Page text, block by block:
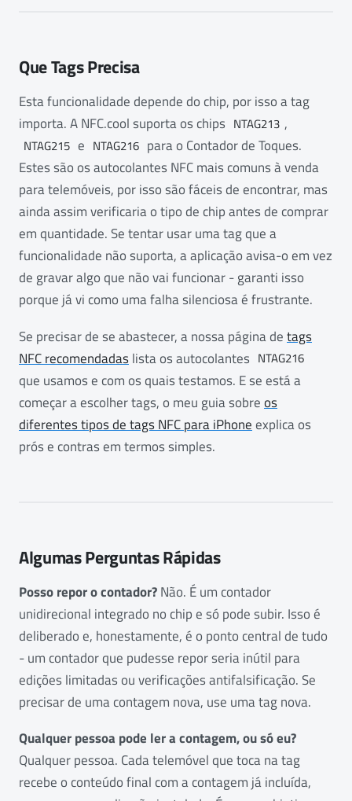
Que Tags Precisa
Esta funcionalidade depende do chip, por isso a tag
importa. A NFC.cool suporta os chips NTAG213 ,
NTAG215 e NTAG216 para o Contador de Toques.
Estes são os autocolantes NFC mais comuns à venda
para telemóveis, por isso são fáceis de encontrar, mas
ainda assim verificaria o tipo de chip antes de comprar
em quantidade. Se tentar usar uma tag que a
funcionalidade não suporta, a aplicação avisa-o em vez
de gravar algo que não vai funcionar - garanti isso
porque já vi como uma falha silenciosa é frustrante.
Se precisar de se abastecer, a nossa página detags
NFC recomendadaslista os autocolantes NTAG216
que usamos e com os quais testamos. E se está a
começar a escolher tags, o meu guia sobreos
diferentes tipos de tags NFC para iPhoneexplica os
prós e contras em termos simples.
Algumas Perguntas Rápidas
Posso repor o contador?Não. É um contador
unidirecional integrado no chip e só pode subir. Isso é
deliberado e, honestamente, é o ponto central de tudo
- um contador que pudesse repor seria inútil para
edições limitadas ou verificações antifalsificação. Se
precisar de uma contagem nova, use uma tag nova.
Qualquer pessoa pode ler a contagem, ou só eu?
Qualquer pessoa. Cada telemóvel que toca na tag
recebe o conteúdo final com a contagem já incluída,